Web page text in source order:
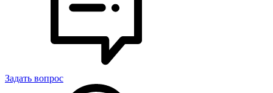
Задать вопрос